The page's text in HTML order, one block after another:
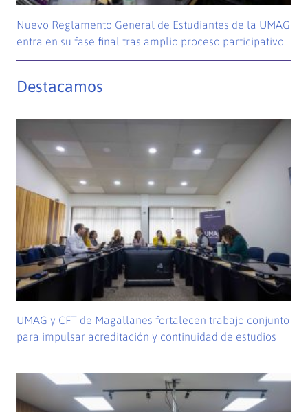
Nuevo Reglamento General de Estudiantes de la UMAG
entra en su fase final tras amplio proceso participativo
Destacamos
UMAG y CFT de Magallanes fortalecen trabajo conjunto
para impulsar acreditación y continuidad de estudios